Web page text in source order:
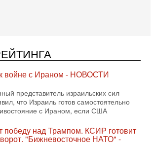
ультраортодоксов в ЦАХАЛ
Попытки принять закон,
харедим от арестов,
атаки! ЦАХАЛ - не игрушка!
по Ирану!
ITON-TV Григорий Тамар, офицер
писатель, журналист, военный историк.
Гур-Арье.
к войне с Ираном - НОВОСТИ
представитель израильских сил
что Израиль готов самостоятельно
с Ираном, если США
победу над Трампом. КСИР готовит
"Бижневосточное НАТО" -